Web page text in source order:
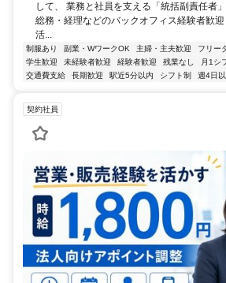
して、 業務と社員を支える「統括副責任者
総務・経理などのバックオフィス経験者歓
活...
制服あり 副業・WワークOK 主婦・主夫歓迎 フリー
学生歓迎
未経験者歓迎 経験者歓迎 残業なし 月1シ
交通費支給
長期歓迎 駅近5分以内 シフト制 週4日
契約社員